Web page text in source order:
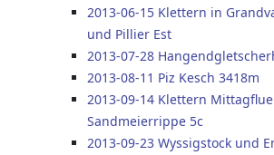
2013-06-15 Klettern in
und Pillier Est
2013-07-28
2013-08-11 Piz Kesch 3418m
2013-09-14 Klettern
Sandmeierrippe 5c
2013-09-23 Wyssigstock und